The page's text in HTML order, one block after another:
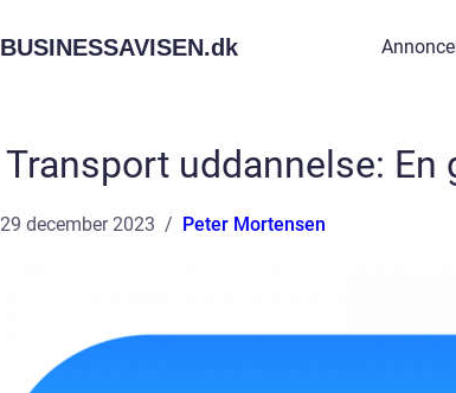
BUSINESSAVISEN.dk
Transport uddannelse:
29 december 2023 Peter Mortensen